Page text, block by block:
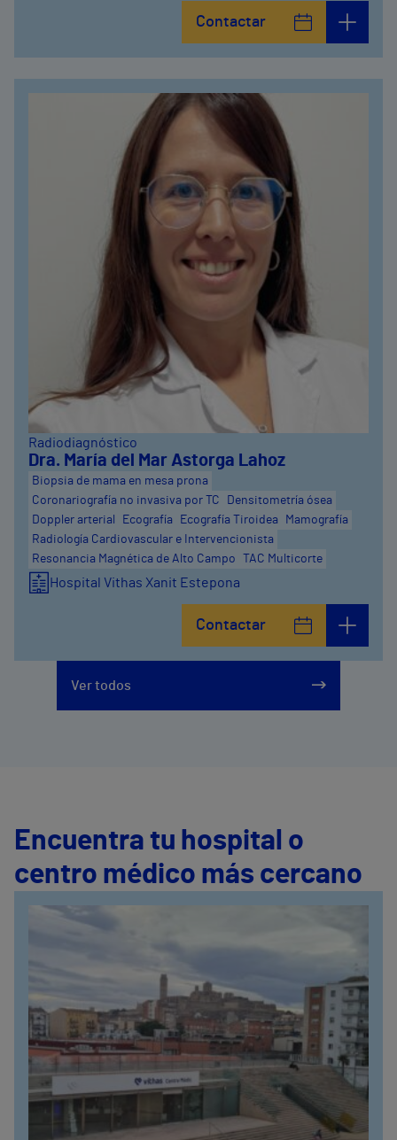
Contactar
Radiodiagnóstico
Dra. María del Mar Astorga Lahoz
Biopsia de mama en mesa prona
Coronariografía no invasiva por TC
Densitometría ósea
Doppler arterial
Ecografía Ecografía Tiroidea
Mamografía
Radiología Cardiovascular e Intervencionista
Resonancia Magnética de Alto Campo
TAC Multicorte
Hospital Vithas Xanit Estepona
Contactar
Ver todos
Encuentra tu hospital o
centro médico más cercano